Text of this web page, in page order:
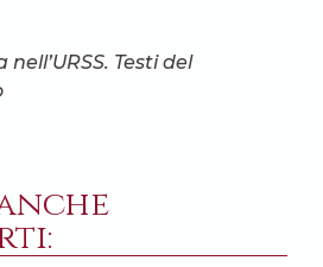
Testi del